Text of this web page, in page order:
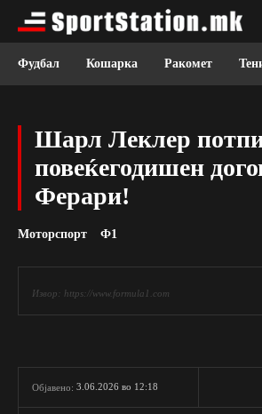
Фудбал Кошарка Ракомет
Шарл Леклер
повеќегодишен
Ферари!
Моторспорт Ф1
Извор: https://www.formula1.com
Објавено: 3.06.2026 во 12:18